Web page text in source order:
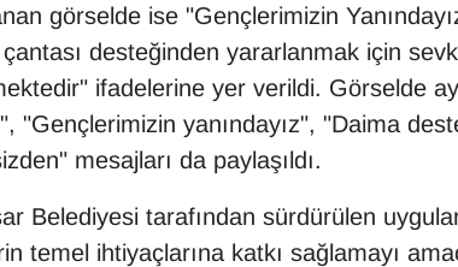
görselde ise "Gençlerimizin
desteğinden yararlanmak için
ifadelerine yer verildi. Görselde
"Gençlerimizin yanındayız", "Daima
mesajları da paylaşıldı.
Belediyesi tarafından sürdürülen
temel ihtiyaçlarına katkı sağlamayı